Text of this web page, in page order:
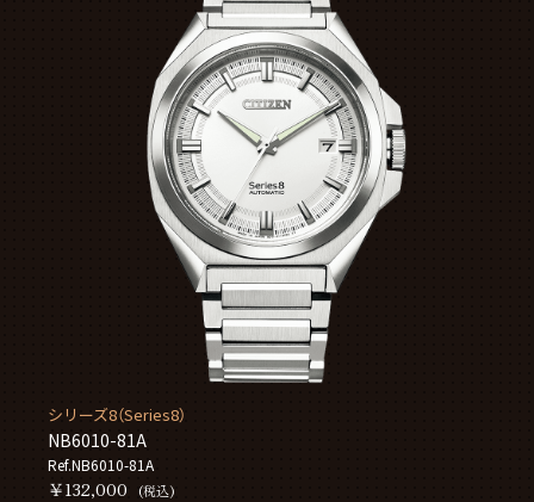
シリーズ8（Series8）
NB6010-81A
Ref.NB6010-81A
￥132,000 (税込)